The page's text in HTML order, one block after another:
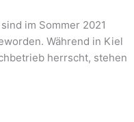
im Sommer 2021
Während in Kiel
herrscht, stehen